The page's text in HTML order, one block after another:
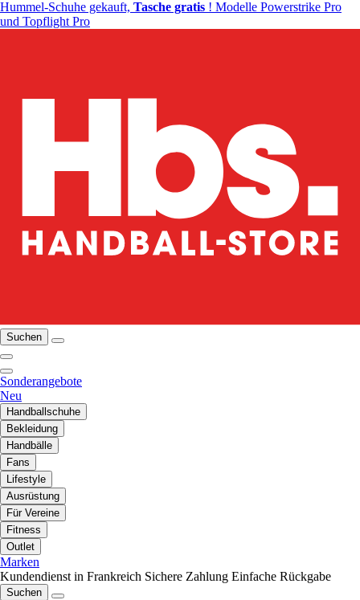
Hummel-Schuhe gekauft, Tasche gratis ! Modelle Powerstrike Pro
und Topflight Pro
Suchen
Sonderangebote
Neu
Handballschuhe
Bekleidung
Handbälle
Fans
Lifestyle
Ausrüstung
Für Vereine
Fitness
Outlet
Marken
Kundendienst in Frankreich Sichere Zahlung Einfache Rückgabe
Suchen